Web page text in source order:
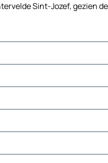
Sint-Jozef, gezien